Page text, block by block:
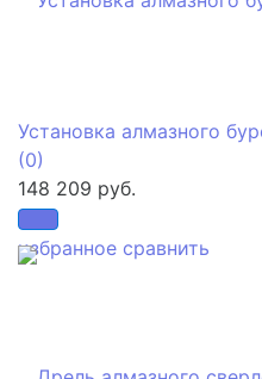
избранное сравнить
Установка алмазного
(0)
148 209 руб.